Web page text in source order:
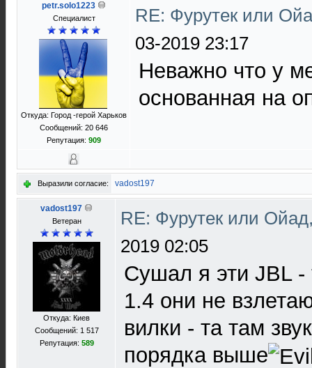
petr.solo1223
Специалист
Откуда: Город -герой Харьков
Сообщений: 20 646
Репутация: 909
RE: Фурутек или
03-2019 23:17
Неважно что у
основанная на
Выразили согласие: vadost197
vadost197
Ветеран
Откуда: Киев
Сообщений: 1 517
Репутация: 589
RE: Фурутек или
2019 02:05
Сушал я эти JBL -
1.4 они не
вилки - та там
порядка выше